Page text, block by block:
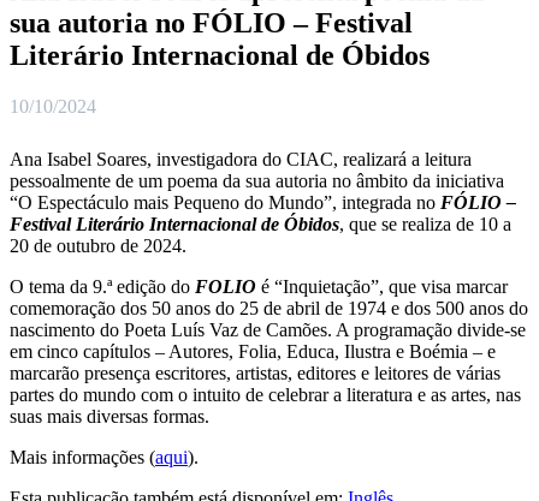
sua autoria no FÓLIO – Festival
Literário Internacional de Óbidos
10/10/2024
Ana Isabel Soares, investigadora do CIAC, realizará a leitura
pessoalmente de um poema da sua autoria no âmbito da iniciativa
“O Espectáculo mais Pequeno do Mundo”, integrada no FÓLIO –
Festival Literário Internacional de Óbidos, que se realiza de 10 a
20 de outubro de 2024.
O tema da 9.ª edição do FOLIO é “Inquietação”, que visa marcar
comemoração dos 50 anos do 25 de abril de 1974 e dos 500 anos do
nascimento do Poeta Luís Vaz de Camões. A programação divide-se
em cinco capítulos – Autores, Folia, Educa, Ilustra e Boémia – e
marcarão presença escritores, artistas, editores e leitores de várias
partes do mundo com o intuito de celebrar a literatura e as artes, nas
suas mais diversas formas.
Mais informações (aqui).